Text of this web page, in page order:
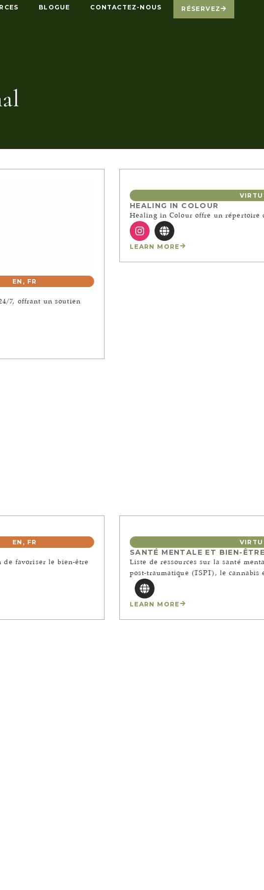
BLOGUE
CONTACTEZ-NOUS
RÉSERVEZ
EN , FR
7, offrant un soutien
HEALING IN COLOUR
Healing in Colour offre un répertoire
LEARN MORE
EN , FR
de favoriser le bien-être
SANTÉ MENTALE ET BIEN-
Liste de ressources sur la santé
post-traumatique (TSPT), le
LEARN MORE